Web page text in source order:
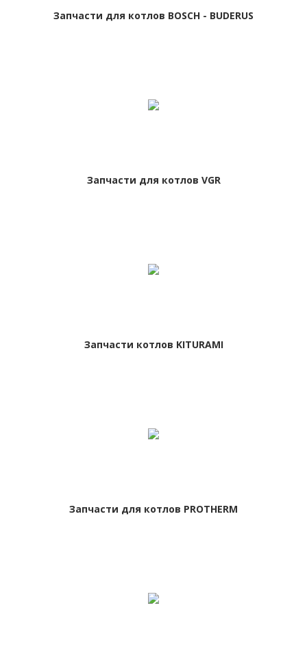
Запчасти для котлов BOSCH - BUDERUS
Запчасти для котлов VGR
Запчасти котлов KITURAMI
Запчасти для котлов PROTHERM